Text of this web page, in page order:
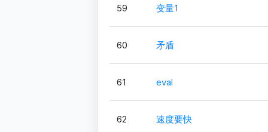
59 变量1
60 矛盾
61 eval
62 速度要快